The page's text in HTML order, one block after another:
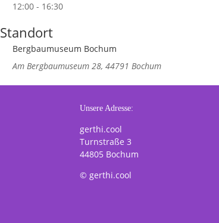
12:00 - 16:30
Standort
Bergbaumuseum Bochum
Am Bergbaumuseum 28, 44791 Bochum
Unsere Adresse:
gerthi.cool
Turnstraße 3
44805 Bochum
© gerthi.cool